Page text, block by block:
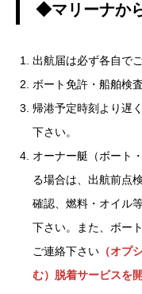
◆マリーナか
出航届は必ず各自で
ボート免許・船舶検
帰港予定時刻より遅
下さい。
オーナー艇（ボート
る場合は、出航前点
確認、燃料・オイル
下さい。また、ボー
ご連絡下さい （オプ
む）脱着サービスを